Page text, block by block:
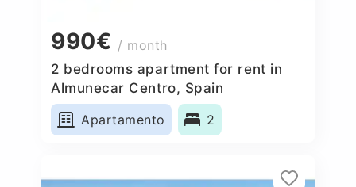
990€ / month
2 bedrooms apartment for rent in
Almunecar Centro, Spain
Apartamento
2